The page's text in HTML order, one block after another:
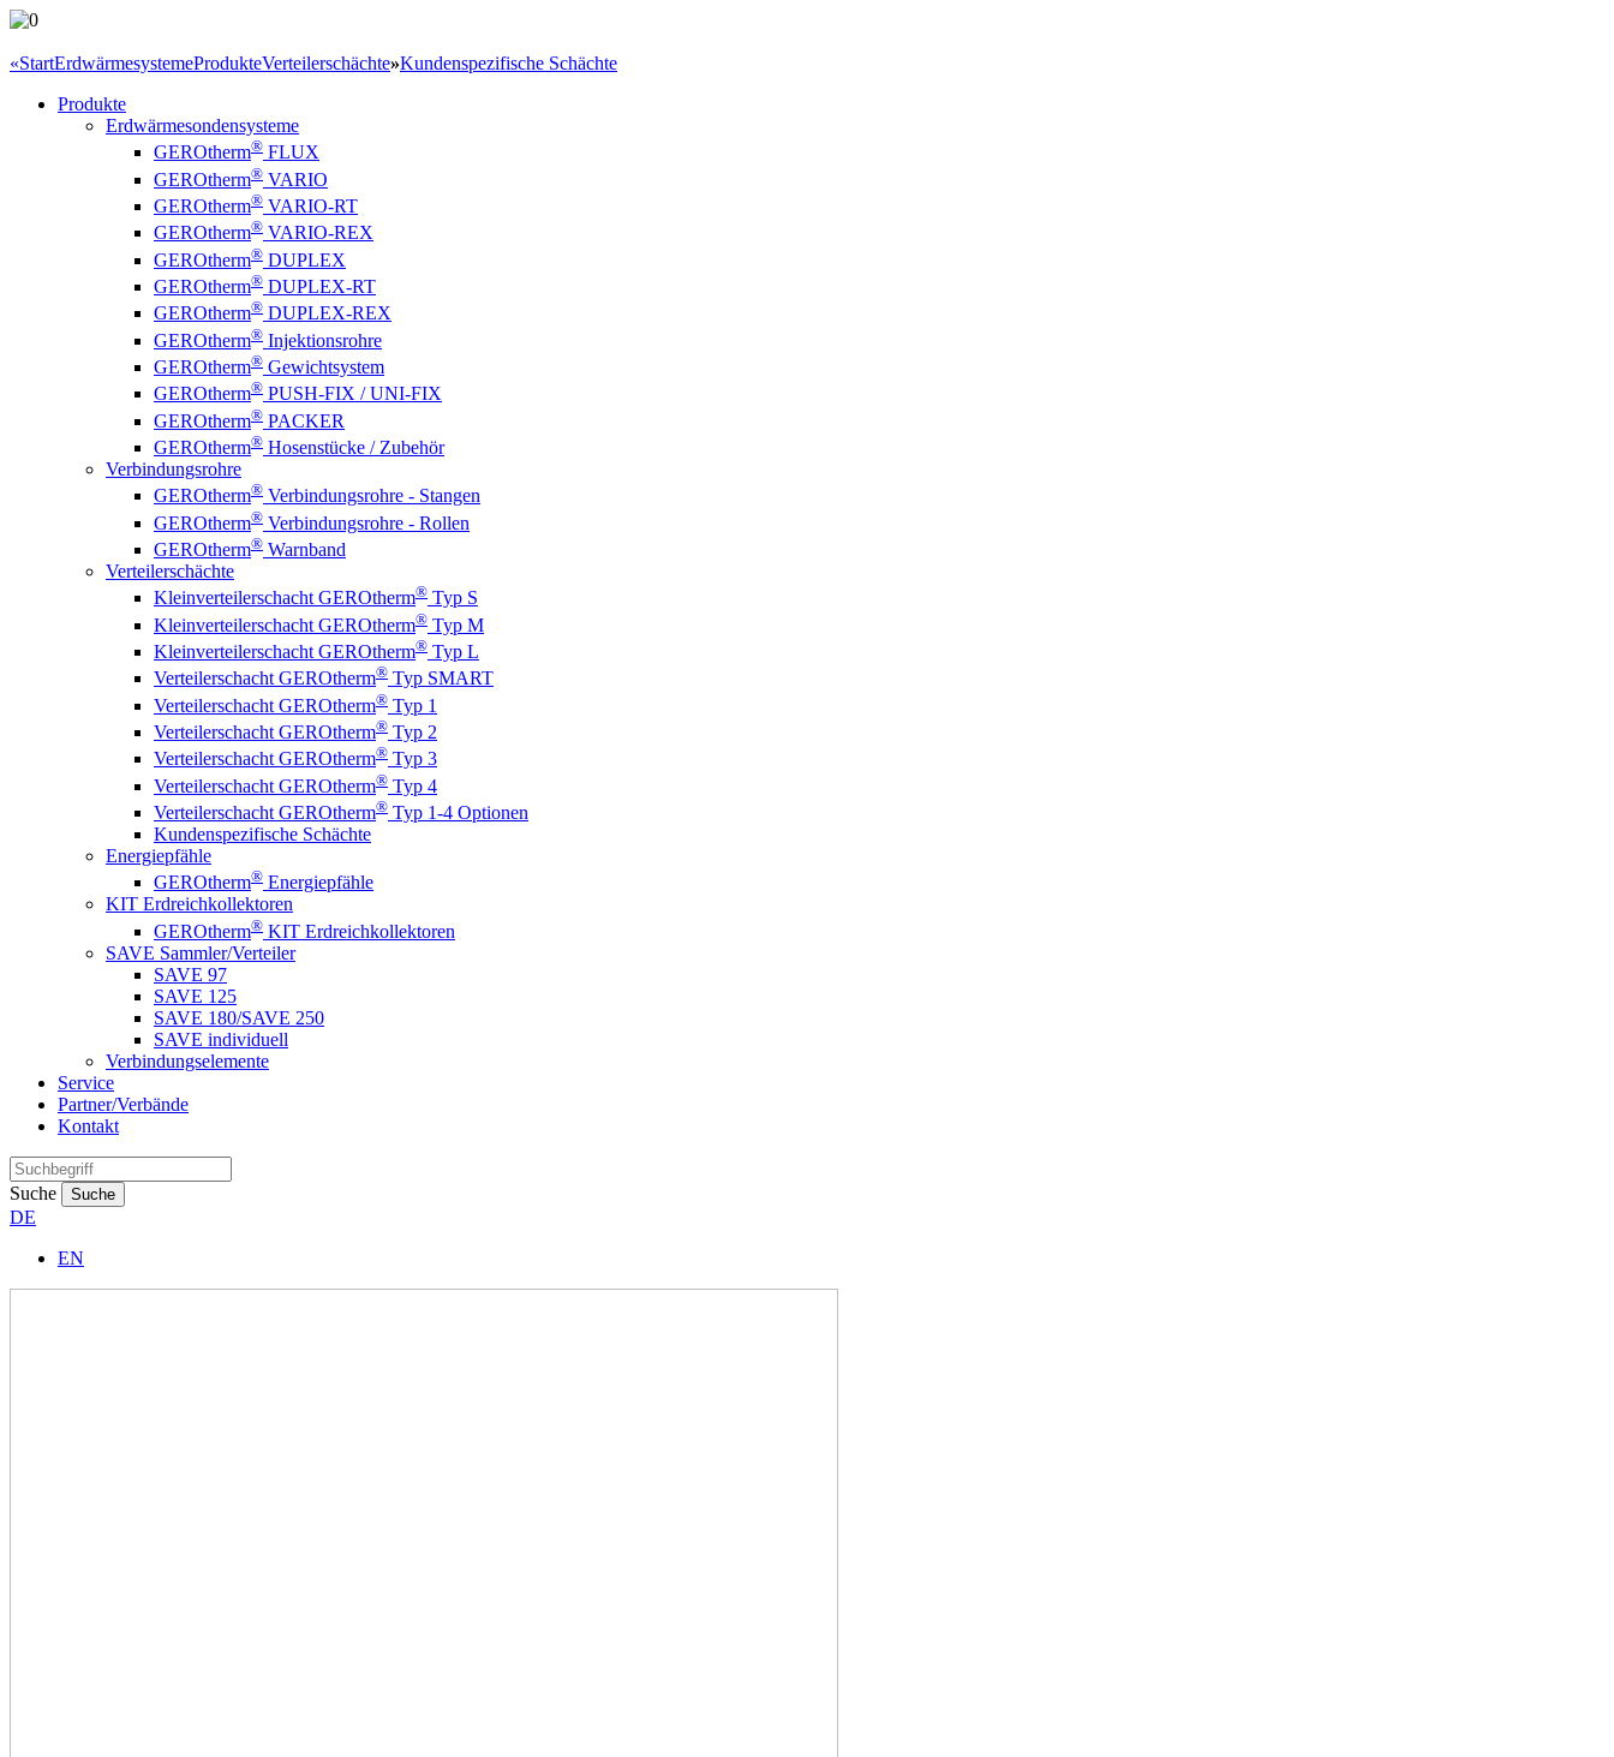
«StartErdwärmesystemeProdukteVerteilerschächte»Kundenspezifische Schächte
Produkte
Erdwärmesondensysteme
GEROtherm® FLUX
GEROtherm® VARIO
GEROtherm® VARIO-RT
GEROtherm® VARIO-REX
GEROtherm® DUPLEX
GEROtherm® DUPLEX-RT
GEROtherm® DUPLEX-REX
GEROtherm® Injektionsrohre
GEROtherm® Gewichtsystem
GEROtherm® PUSH-FIX / UNI-FIX
GEROtherm® PACKER
GEROtherm® Hosenstücke / Zubehör
Verbindungsrohre
GEROtherm® Verbindungsrohre - Stangen
GEROtherm® Verbindungsrohre - Rollen
GEROtherm® Warnband
Verteilerschächte
Kleinverteilerschacht GEROtherm® Typ S
Kleinverteilerschacht GEROtherm® Typ M
Kleinverteilerschacht GEROtherm® Typ L
Verteilerschacht GEROtherm® Typ SMART
Verteilerschacht GEROtherm® Typ 1
Verteilerschacht GEROtherm® Typ 2
Verteilerschacht GEROtherm® Typ 3
Verteilerschacht GEROtherm® Typ 4
Verteilerschacht GEROtherm® Typ 1-4 Optionen
Kundenspezifische Schächte
Energiepfähle
GEROtherm® Energiepfähle
KIT Erdreichkollektoren
GEROtherm® KIT Erdreichkollektoren
SAVE Sammler/Verteiler
SAVE 97
SAVE 125
SAVE 180/SAVE 250
SAVE individuell
Verbindungselemente
Service
Partner/Verbände
Kontakt
Suche Suche
DE
EN